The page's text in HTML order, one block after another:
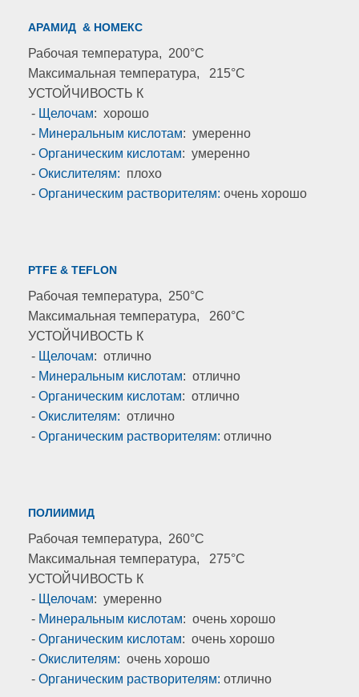
АРАМИД & НОМЕКС
Рабочая температура, 200°C
Максимальная температура, 215°C
УСТОЙЧИВОСТЬ К
- Щелочам: хорошо
- Минеральным кислотам: умеренно
- Органическим кислотам: умеренно
- Окислителям: плохо
- Органическим растворителям: очень хорошо
PTFE & TEFLON
Рабочая температура, 250°C
Максимальная температура, 260°C
УСТОЙЧИВОСТЬ К
- Щелочам: отлично
- Минеральным кислотам: отлично
- Органическим кислотам: отлично
- Окислителям: отлично
- Органическим растворителям: отлично
ПОЛИИМИД
Рабочая температура, 260°C
Максимальная температура, 275°C
УСТОЙЧИВОСТЬ К
- Щелочам: умеренно
- Минеральным кислотам: очень хорошо
- Органическим кислотам: очень хорошо
- Окислителям: очень хорошо
- Органическим растворителям: отлично